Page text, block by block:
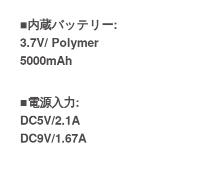
■内蔵バッテリー:
3.7V/ Polymer
5000mAh
■電源入力:
DC5V/2.1A
DC9V/1.67A